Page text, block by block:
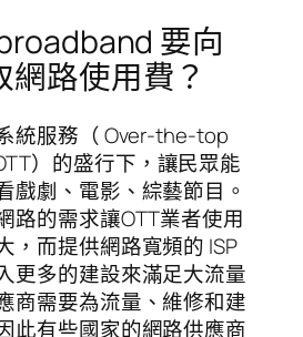
要向
路使用費？
統服務（ Over-the-top
）的盛行下，讓民眾能
戲劇、電影、綜藝節目。
路的需求讓OTT業者使用
，而提供網路寬頻的 ISP
更多的建設來滿足大流量
商需要為流量、維修和建
此有些國家的網路供應商